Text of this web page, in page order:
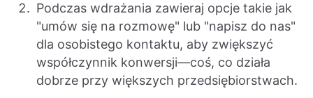
Podczas wdrażania zawieraj opcje takie jak
"umów się na rozmowę" lub "napisz do nas"
dla osobistego kontaktu, aby zwiększyć
współczynnik konwersji—coś, co działa
dobrze przy większych przedsiębiorstwach.